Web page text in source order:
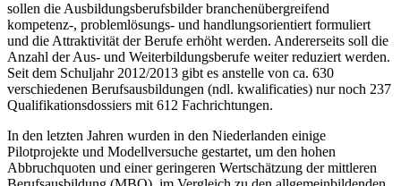
sollen die Ausbildungsberufsbilder branchenübergreifend
kompetenz-, problemlösungs- und handlungsorientiert formuliert
und die Attraktivität der Berufe erhöht werden. Andererseits soll die
Anzahl der Aus- und Weiterbildungsberufe weiter reduziert werden.
Seit dem Schuljahr 2012/2013 gibt es anstelle von ca. 630
verschiedenen Berufsausbildungen (ndl. kwalificaties) nur noch 237
Qualifikationsdossiers mit 612 Fachrichtungen.
In den letzten Jahren wurden in den Niederlanden einige
Pilotprojekte und Modellversuche gestartet, um den hohen
Abbruchquoten und einer geringeren Wertschätzung der mittleren